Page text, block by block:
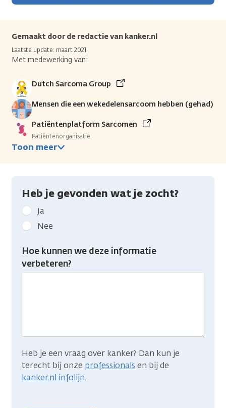
Gemaakt door de redactie van kanker.nl
Laatste update: maart 2021
Met medewerking van:
Dutch Sarcoma Group
Mensen die een wekedelensarcoom hebben (gehad)
Patiëntenplatform Sarcomen
Patiëntenorganisatie
Toon meer
Heb je gevonden wat je zocht?
Geef
kanker.nl
feedback:
Heb
gevonden
Ja
Nee
Hoe kunnen we deze informatie
verbeteren?
Heb je een vraag over kanker? Dan kun je
terecht bij onze professionals en bij de
kanker.nl infolijn.